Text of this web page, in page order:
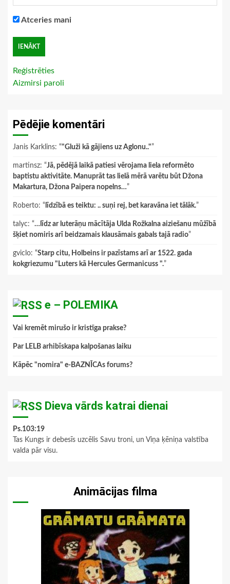
Atceries mani
Reģistrēties
Aizmirsi paroli
Pēdējie komentāri
Janis Karklins: “"Gluži kā gājiens uz Aglonu.."”
martinsz: “Jā, pēdējā laikā patiesi vērojama liela reformēto
baptistu aktivitāte. Manuprāt tas lielā mērā varētu būt Džona
Makartura, Džona Paipera nopelns…”
Roberto: “ līdzībā es teiktu: .. suņi rej, bet karavāna iet tālāk.”
talyc: “…līdz ar luterāņu mācītāja Ulda Rožkalna aiziešanu mūžībā
šķiet nomiris arī beidzamais klausāmais gabals tajā radio”
gviclo: “Starp citu, Holbeins ir pazīstams arī ar 1522. gada
kokgriezumu "Luters kā Hercules Germanicuss ".”
e – POLEMIKA
Vai kremēt mirušo ir kristīga prakse?
Par LELB arhibīskapa kalpošanas laiku
Kāpēc "nomira" e-BAZNĪCAs forums?
Dieva vārds katrai dienai
Ps.103:19
Tas Kungs ir debesīs uzcēlis Savu troni, un Viņa ķēniņa valstība
valda pār visu.
Animācijas filma